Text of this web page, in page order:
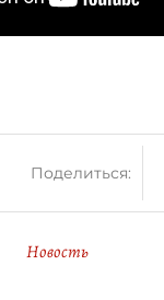
Поделиться:
Новость